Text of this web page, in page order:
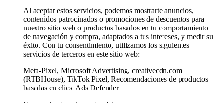
Al aceptar estos servicios, podemos mostrarte anuncios,
contenidos patrocinados o promociones de descuentos para
nuestro sitio web o productos basados en tu comportamiento
de navegación y compra, adaptados a tus intereses, y medir su
éxito. Con tu consentimiento, utilizamos los siguientes
servicios de terceros en este sitio web:
Meta-Pixel, Microsoft Advertising, creativecdn.com
(RTBHouse), TikTok Pixel, Recomendaciones de productos
basadas en clics, Ads Defender